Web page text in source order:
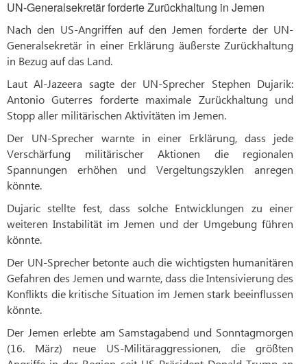
UN-Generalsekretär forderte Zurückhaltung in Jemen
Nach den US-Angriffen auf den Jemen forderte der UN-
Generalsekretär in einer Erklärung äußerste Zurückhaltung
in Bezug auf das Land.
Laut Al-Jazeera sagte der UN-Sprecher Stephen Dujarik:
Antonio Guterres forderte maximale Zurückhaltung und
Stopp aller militärischen Aktivitäten im Jemen.
Der UN-Sprecher warnte in einer Erklärung, dass jede
Verschärfung militärischer Aktionen die regionalen
Spannungen erhöhen und Vergeltungszyklen anregen
könnte.
Dujaric stellte fest, dass solche Entwicklungen zu einer
weiteren Instabilität im Jemen und der Umgebung führen
könnte.
Der UN-Sprecher betonte auch die wichtigsten humanitären
Gefahren des Jemen und warnte, dass die Intensivierung des
Konflikts die kritische Situation im Jemen stark beeinflussen
könnte.
Der Jemen erlebte am Samstagabend und Sonntagmorgen
(16. März) neue US-Militäraggressionen, die größten